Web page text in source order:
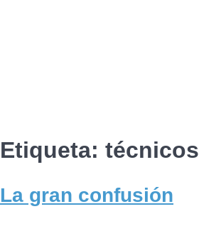
Etiqueta: técnicos
La gran confusión